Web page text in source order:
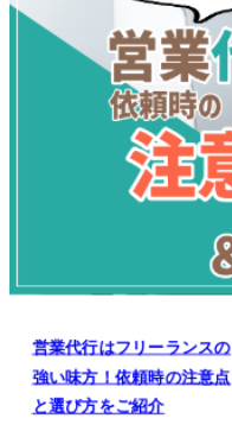
営業代行とはなんですか？
業務内容・メリデメ・選び
方やおすすめ解説